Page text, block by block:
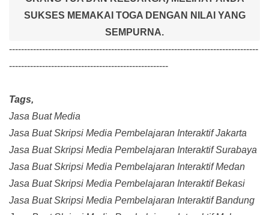
SUKSES MEMAKAI TOGA DENGAN NILAI YANG
SEMPURNA.
-----------------------------------------------------------------------------------
-----------------------------------------------------
Tags,
Jasa Buat Media
Jasa Buat Skripsi Media Pembelajaran Interaktif Jakarta
Jasa Buat Skripsi Media Pembelajaran Interaktif Surabaya
Jasa Buat Skripsi Media Pembelajaran Interaktif Medan
Jasa Buat Skripsi Media Pembelajaran Interaktif Bekasi
Jasa Buat Skripsi Media Pembelajaran Interaktif Bandung